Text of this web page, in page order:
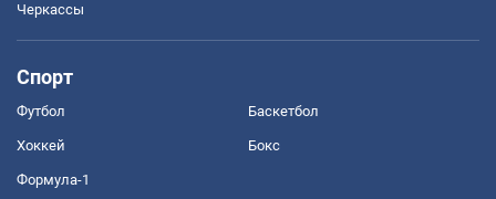
Черкассы
Спорт
Футбол Баскетбол
Хоккей Бокс
Формула-1